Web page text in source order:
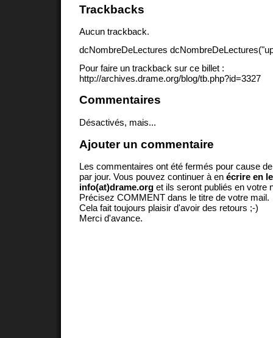
Trackbacks
Aucun trackback.
dcNombreDeLectures
Pour faire un trackback sur ce billet :
http://archives.drame.org/blog/tb.php?id=3327
Commentaires
Désactivés, mais...
Ajouter un commentaire
Les commentaires ont été fermés pour cause
par jour. Vous pouvez continuer à en écrire en
info(at)drame.org et ils seront publiés en votre
Précisez COMMENT dans le titre de votre mail.
Cela fait toujours plaisir d'avoir des retours ;-)
Merci d'avance.